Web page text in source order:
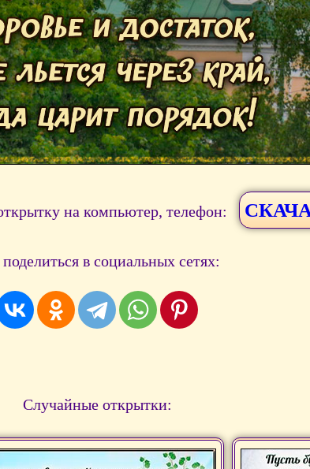
на компьютер, телефон:
в социальных сетях:
Случайные открытки: